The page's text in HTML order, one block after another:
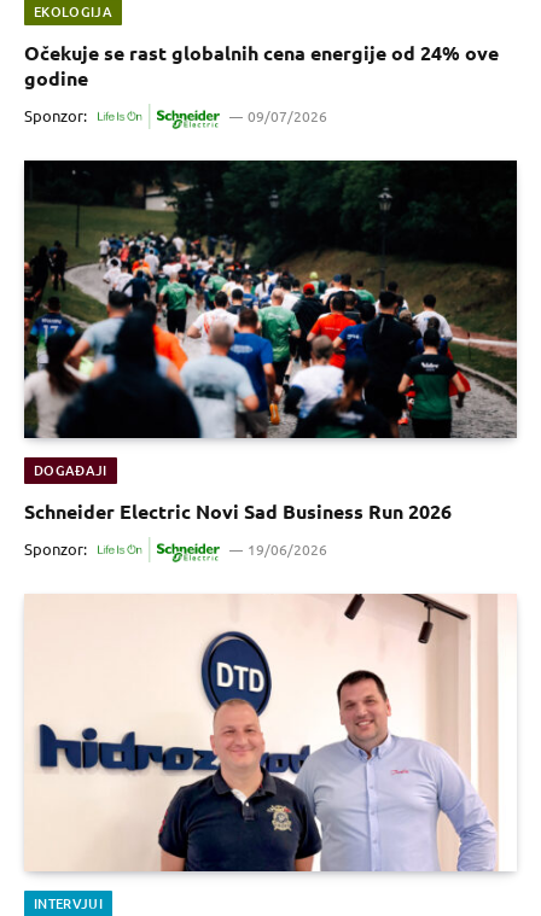
EKOLOGIJA
Očekuje se rast globalnih cena energije od 24% ove
godine
Sponzor: 09/07/2026
DOGAĐAJI
Schneider Electric Novi Sad Business Run 2026
Sponzor: 19/06/2026
INTERVJUI